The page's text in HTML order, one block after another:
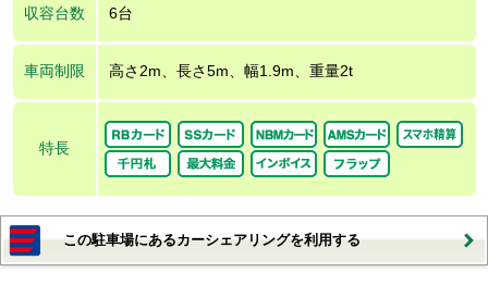
収容台数 6台
車両制限 高さ2m、長さ5m、幅1.9m、重量2t
特長
この駐車場にあるカーシェアリングを利用する